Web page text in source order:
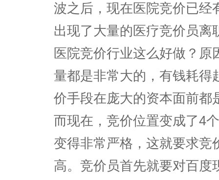
波之后，现在医院竞价已经
出现了大量的医疗竞价员离
医院竞价行业这么好做？
量都是非常大的，有钱耗得
价手段在庞大的资本面前都
而现在，竞价位置变成了4
变得非常严格，这就要求竞
高。竞价员首先就要对百度